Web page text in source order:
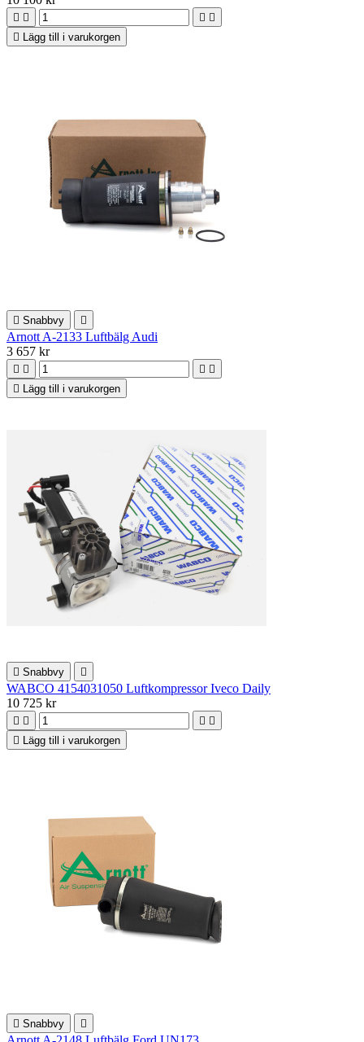
   

Lägg till i varukorgen
 Snabbvy 
Arnott A-2133 Luftbälg Audi
3 657 kr
   

Lägg till i varukorgen
 Snabbvy 
WABCO 4154031050 Luftkompressor Iveco Daily
10 725 kr
   

Lägg till i varukorgen
 Snabbvy 